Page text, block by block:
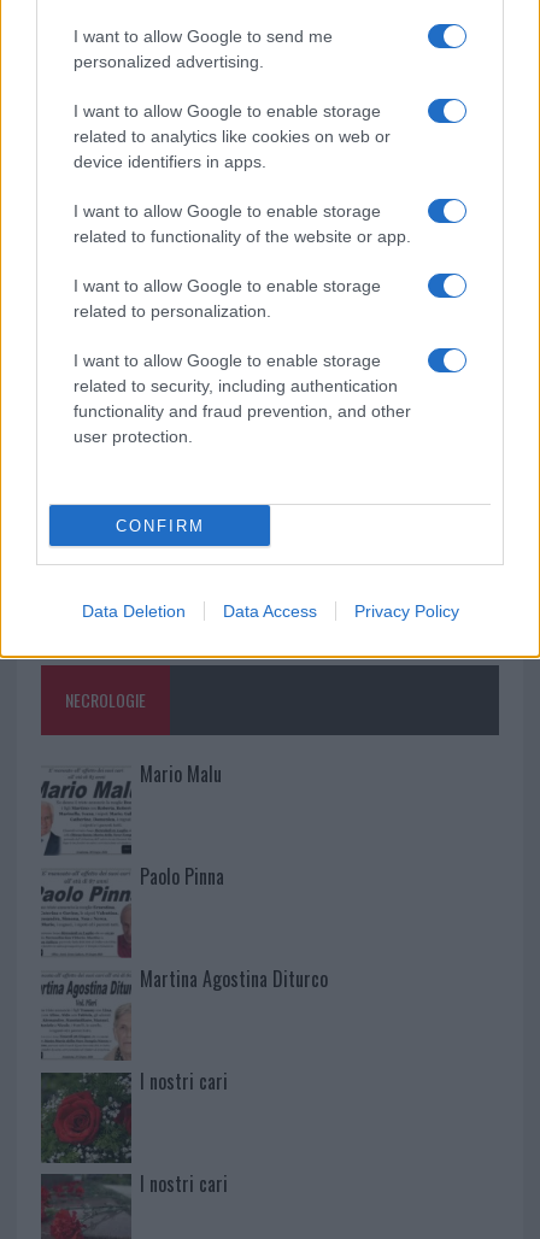
I want to allow Google to send me
personalized advertising.
I want to allow Google to enable storage
related to analytics like cookies on web or
device identifiers in apps.
I want to allow Google to enable storage
related to functionality of the website or app.
I want to allow Google to enable storage
related to personalization.
I want to allow Google to enable storage
related to security, including authentication
functionality and fraud prevention, and other
user protection.
CONFIRM
Data Deletion Data Access Privacy Policy
Le previsioni meteo per il weekend a Olbia e in
Michelle Hunziker in Gallura, bella anche dal
accoglienza minori chiude
Olbia, divieto di sosta contro spaccio e degrado:
esplode la protesta
NECROLOGIE
Mario Malu
Paolo Pinna
Martina Agostina Diturco
I nostri cari
I nostri cari